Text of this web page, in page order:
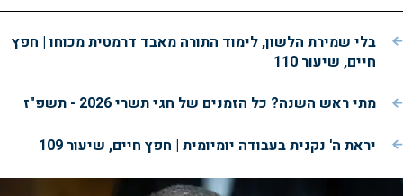
בלי שמירת הלשון, לימוד התורה מאבד דרמטית מכוחו | חפץ
חיים, שיעור 110
מתי ראש השנה? כל הזמנים של חגי תשרי 2026 - תשפ"ז
יראת ה' נקנית בעבודה יומיומית | חפץ חיים, שיעור 109